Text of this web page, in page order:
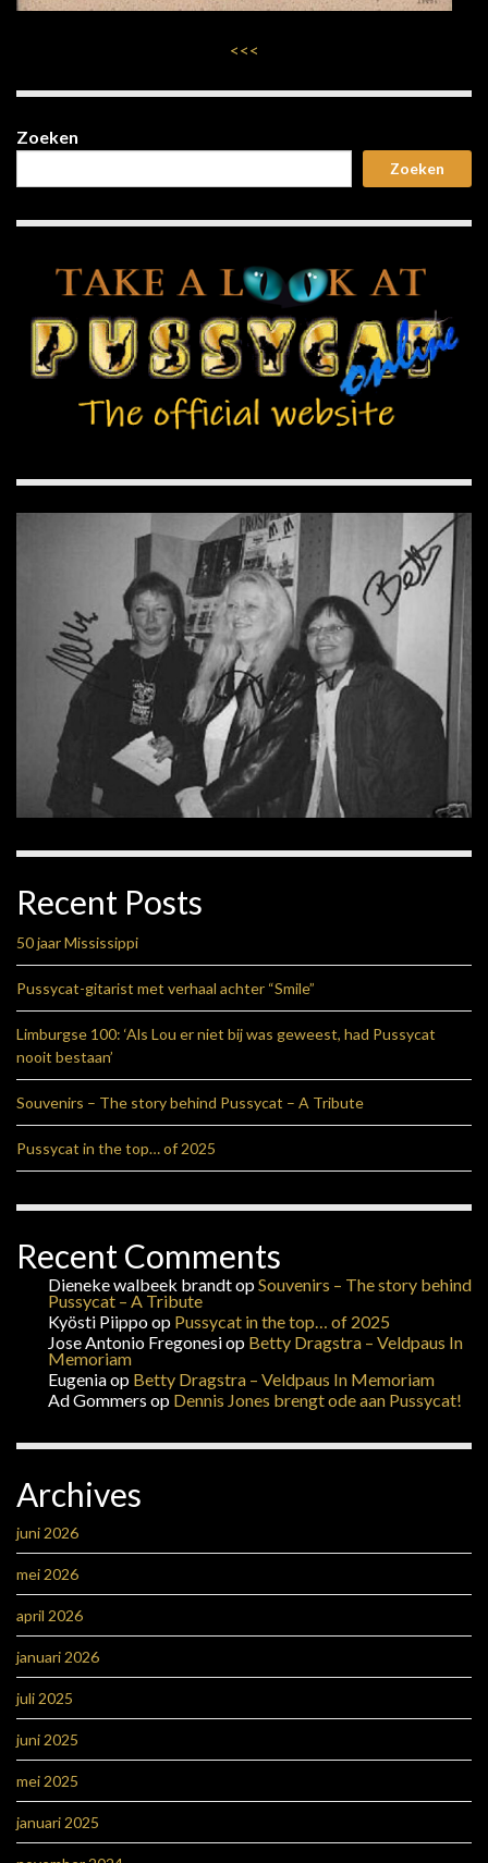
<<<
Zoeken
Zoeken
Recent Posts
50 jaar Mississippi
Pussycat-gitarist met verhaal achter “Smile”
Limburgse 100: ‘Als Lou er niet bij was geweest, had Pussycat
nooit bestaan’
Souvenirs – The story behind Pussycat – A Tribute
Pussycat in the top… of 2025
Recent Comments
Dieneke walbeek brandtopSouvenirs – The story behind
Pussycat – A Tribute
Kyösti Piippoop Pussycat in the top… of 2025
Jose Antonio Fregonesiop Betty Dragstra – Veldpaus In
Memoriam
Eugeniaop Betty Dragstra – Veldpaus In Memoriam
Ad Gommers op Dennis Jones brengt ode aan Pussycat!
Archives
juni 2026
mei 2026
april 2026
januari 2026
juli 2025
juni 2025
mei 2025
januari 2025